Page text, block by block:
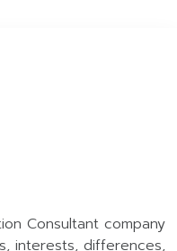
Consultant company
interests, differences,